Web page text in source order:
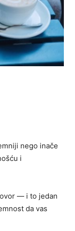
nego inače
i
— i to jedan
da vas